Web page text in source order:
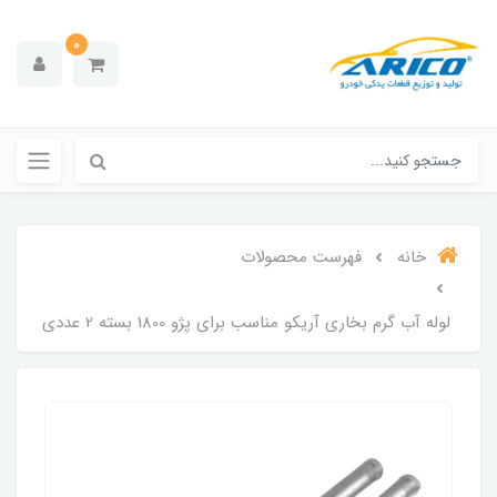
0
خانه فهرست محصولات
لوله آب گرم بخاری آریکو مناسب برای پژو 1800 بسته 2 عددی